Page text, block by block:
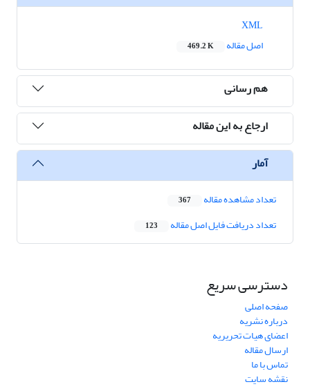
اصل مقاله
469.2 K
هم رسانی
ارجاع به این مقاله
آمار
تعداد مشاهده مقاله 367
تعداد دریافت فایل اصل مقاله 123
دسترسی سریع
صفحه اصلی
درباره نشریه
اعضای هیات تحریریه
ارسال مقاله
تماس با ما
نقشه سایت